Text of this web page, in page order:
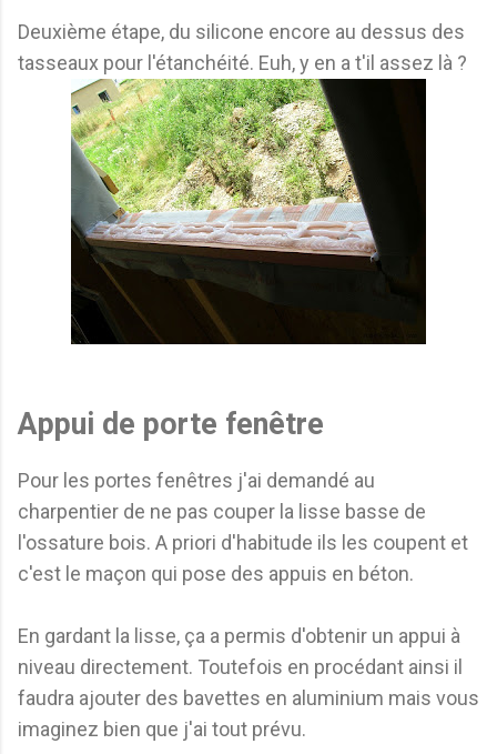
Deuxième étape, du silicone encore au dessus des
tasseaux pour l'étanchéité. Euh, y en a t'il assez là ?
Appui de porte fenêtre
Pour les portes fenêtres j'ai demandé au
charpentier de ne pas couper la lisse basse de
l'ossature bois. A priori d'habitude ils les coupent et
c'est le maçon qui pose des appuis en béton.
En gardant la lisse, ça a permis d'obtenir un appui à
niveau directement. Toutefois en procédant ainsi il
faudra ajouter des bavettes en aluminium mais vous
imaginez bien que j'ai tout prévu.